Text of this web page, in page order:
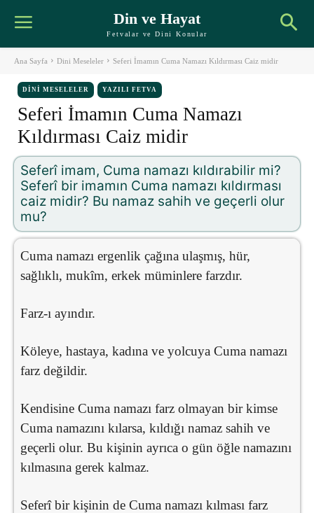
Din ve Hayat
Fetvalar ve Dini Konular
Ana Sayfa Dini Meseleler Seferi İmamın Cuma Namazı Kıldırması Caiz midir
DINI MESELELER YAZILI FETVA
Seferi İmamın Cuma Namazı
Kıldırması Caiz midir
Seferî imam, Cuma namazı kıldırabilir mi?
Seferî bir imamın Cuma namazı kıldırması
caiz midir? Bu namaz sahih ve geçerli olur
mu?
Cuma namazı ergenlik çağına ulaşmış, hür,
sağlıklı, mukîm, erkek müminlere farzdır.
Farz-ı ayındır.
Köleye, hastaya, kadına ve yolcuya Cuma namazı
farz değildir.
Kendisine Cuma namazı farz olmayan bir kimse
Cuma namazını kılarsa, kıldığı namaz sahih ve
geçerli olur. Bu kişinin ayrıca o gün öğle namazını
kılmasına gerek kalmaz.
Seferî bir kişinin de Cuma namazı kılması farz